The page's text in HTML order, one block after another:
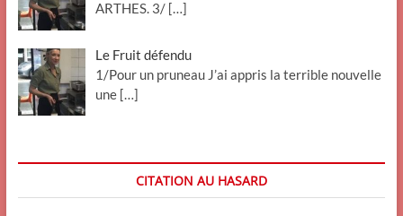
ARTHES. 3/ […]
Le Fruit défendu
1/Pour un pruneau J’ai appris la terrible nouvelle
une […]
CITATION AU HASARD